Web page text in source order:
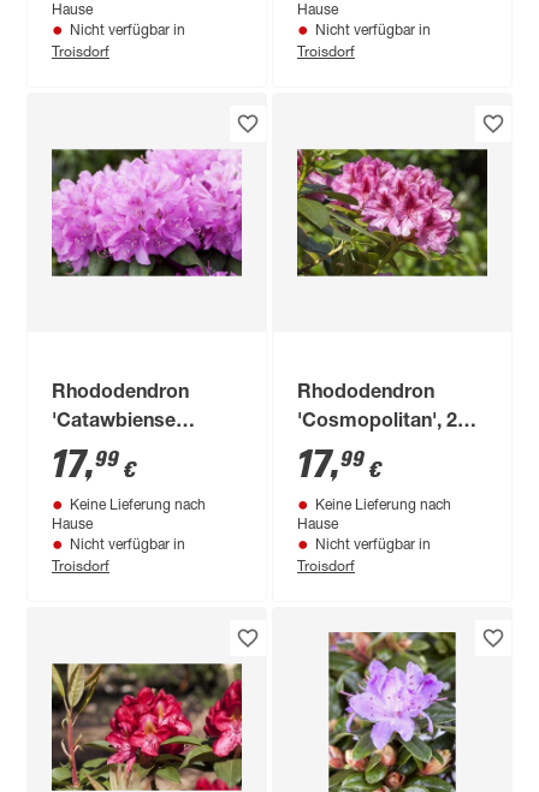
Hause
Nicht verfügbar in
Troisdorf
Hause
Nicht verfügbar in
Troisdorf
Rhododendron
'Catawbiense
Boursault', 23 cm
Topf
17,99 €
Keine Lieferung nach
Hause
Nicht verfügbar in
Troisdorf
Rhododendron
'Cosmopolitan', 23
cm Topf
17,99 €
Keine Lieferung nach
Hause
Nicht verfügbar in
Troisdorf